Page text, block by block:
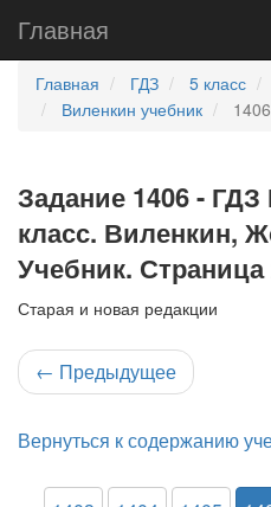
Главная
Главная ГДЗ 5 класс
Виленкин учебник
Задание 1406 -
класс. Виленкин,
Учебник. Страница
Старая и новая редакции
← Предыдущее
Вернуться к содержанию